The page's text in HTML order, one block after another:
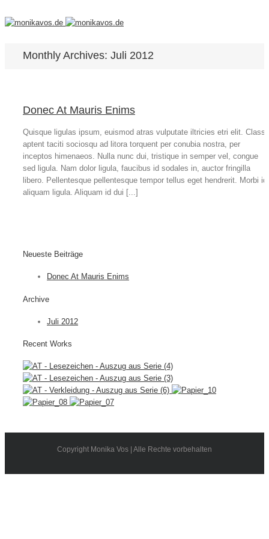
Monthly Archives: Juli 2012
Donec At Mauris Enims
Quisque ligulas ipsum, euismod atras vulputate iltricies etri elit. Class
aptent taciti sociosqu ad litora torquent per conubia nostra, per
inceptos himenaeos. Nulla nunc dui, tristique in semper vel, congue
sed ligula. Nam dolor ligula, faucibus id sodales in, auctor fringilla
libero. Pellentesque pellentesque tempor tellus eget hendrerit. Morbi id
aliquam ligula. Aliquam id dui [...]
Neueste Beiträge
Donec At Mauris Enims
Archive
Juli 2012
Recent Works
Copyright Monika Vos | Alle Rechte vorbehalten